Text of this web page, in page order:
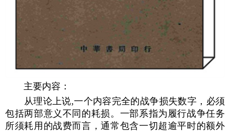
主要内容：
从理论上说,一个内容完全的战争损失数字，必须
包括两部意义不同的耗损。一部系指为履行战争任务
所须耗用的战费而言，通常包含一切超逾平时的额外